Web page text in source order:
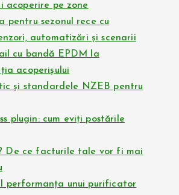
acoperire pe zone
pentru sezonul rece cu
automatizări și scenarii
cu bandă EPDM la
acoperișului
și standardele NZEB pentru
plugin: cum eviți postările
De ce facturile tale vor fi mai
performanța unui purificator